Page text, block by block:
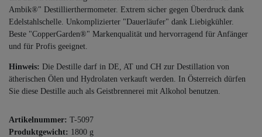
Ambik®" Destillierthermometer. Extrem sicher gegen Überdruck dank
Edelstahlschelle. Unkomplizierter "Dauerläufer" dank Liebigkühler.
Beste "CopperGarden®" Markenqualität und hervorragend für Anfänger
und für Profis geeignet.
Hinweis: Die Destille darf in DE, AT und CH zur Destillation von
ätherischen Ölen und Hydrolaten verkauft werden. In Österreich dürfen
Sie diese Destille auch als Geistbrennerei mit Alkohol benutzen.
Artikelnummer: T-5097
Produktgewicht: 1800 g